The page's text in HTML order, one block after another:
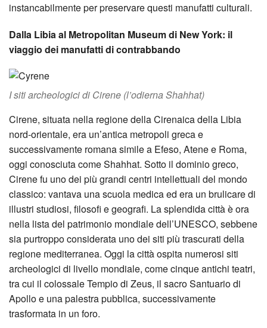
instancabilmente per preservare questi manufatti culturali.
Dalla Libia al Metropolitan Museum di New York: il
viaggio dei manufatti di contrabbando
I siti archeologici di Cirene (l’odierna Shahhat)
Cirene, situata nella regione della Cirenaica della Libia
nord-orientale, era un’antica metropoli greca e
successivamente romana simile a Efeso, Atene e Roma,
oggi conosciuta come Shahhat. Sotto il dominio greco,
Cirene fu uno dei più grandi centri intellettuali del mondo
classico: vantava una scuola medica ed era un brulicare di
illustri studiosi, filosofi e geografi. La splendida città è ora
nella lista del patrimonio mondiale dell’UNESCO, sebbene
sia purtroppo considerata uno dei siti più trascurati della
regione mediterranea. Oggi la città ospita numerosi siti
archeologici di livello mondiale, come cinque antichi teatri,
tra cui il colossale Tempio di Zeus, il sacro Santuario di
Apollo e una palestra pubblica, successivamente
trasformata in un foro.